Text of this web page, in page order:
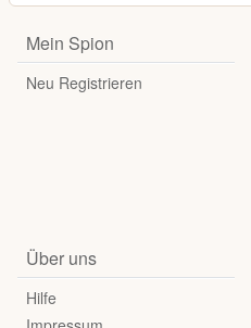
Mein Spion
Neu Registrieren
Über uns
Hilfe